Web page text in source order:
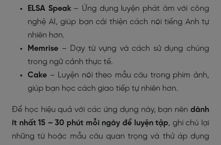
ELSA Speak– Ứng dụng luyện phát âm với công
nghệ AI, giúp bạn cải thiện cách nói tiếng Anh tự
nhiên hơn.
Memrise – Dạy từ vựng và cách sử dụng chúng
trong ngữ cảnh thực tế.
Cake – Luyện nói theo mẫu câu trong phim ảnh,
giúp bạn học cách giao tiếp tự nhiên hơn.
Để học hiệu quả với các ứng dụng này, bạn nên dành
ít nhất 15 – 30 phút mỗi ngày để luyện tập, ghi chú lại
những từ hoặc mẫu câu quan trọng và thử áp dụng